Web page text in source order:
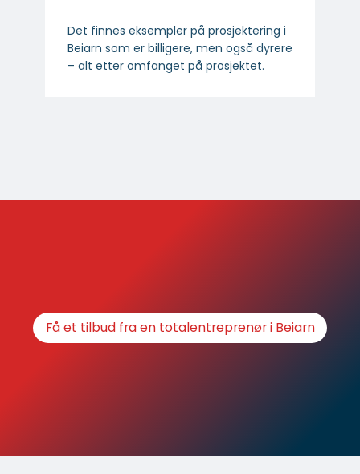
Det finnes eksempler på prosjektering i
Beiarn som er billigere, men også dyrere
– alt etter omfanget på prosjektet.
Få et tilbud fra en totalentreprenør i Beiarn